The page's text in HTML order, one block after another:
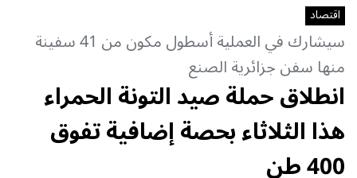
اقتصاد
سيشارك في العملية أسطول مكون من 41 سفينة
منها سفن جزائرية الصنع
انطلاق حملة صيد التونة الحمراء
هذا الثلاثاء بحصة إضافية تفوق
400 طن